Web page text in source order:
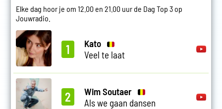
Elke dag hoor je om 12.00 en 21.00 uur de Dag Top 3 op
Jouwradio.
1
Kato
Veel te laat
2
Wim Soutaer
Als we gaan dansen